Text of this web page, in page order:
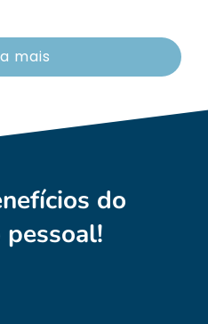
mais
do